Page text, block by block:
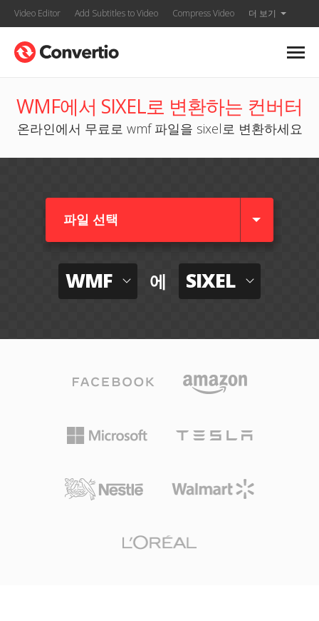
Video Editor Add Subtitles to Video Compress Video 더 보기
WMF에서 SIXEL로 변환하는 컨버터
온라인에서 무료로 wmf 파일을 sixel로 변환하세요
파일 선택
WMF 에 SIXEL